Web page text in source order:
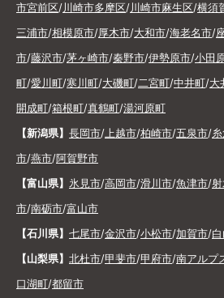
市宮前区/川崎市多摩区/川崎市麻生区/横須
三浦市/相模原市/厚木市/大和市/海老名市/
市/藤沢市/茅ヶ崎市/秦野市/伊勢原市/小田
町/愛川町/寒川町/大磯町/二宮町/中井町/大
開成町/箱根町/真鶴町/湯河原町
【新潟県】 長岡市/上越市/柏崎市/五泉市/
市/燕市/阿賀野市
【富山県】 氷見市/高岡市/滑川市/魚津市/
市/南砺市/富山市
【石川県】 七尾市/金沢市/小松市/加賀市/
【山梨県】 北杜市/甲斐市/甲府市/南アルプ
口湖町/都留市